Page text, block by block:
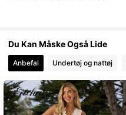
Du Kan Måske Også Lide
Anbefal Undertøj og nattøj